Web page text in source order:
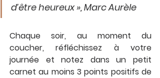
d’être heureux », Marc Aurèle
Chaque soir, au moment du
coucher, réfléchissez à votre
journée et notez dans un petit
carnet au moins 3 points positifs de